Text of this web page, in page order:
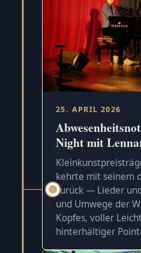
25. APRIL 2026
Night mit
kehrte mit seinem
zurück — Lieder
und Umwege der
Kopfes, voller
hinterhältiger